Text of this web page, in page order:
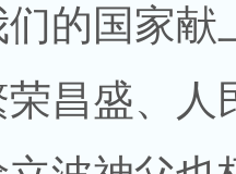
们的国家献
昌盛、人